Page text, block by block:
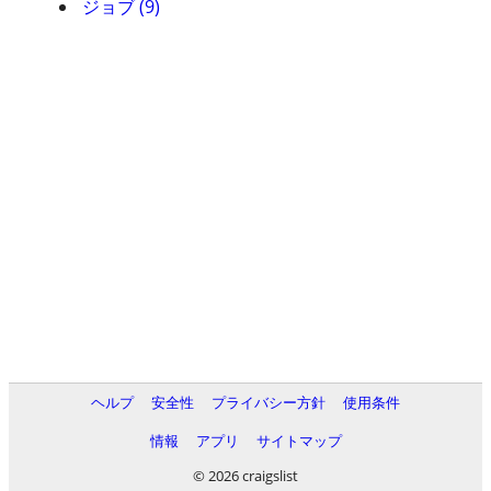
ジョブ (9)
ヘルプ 安全性 プライバシー方針
使用条件
情報
アプリ
サイトマップ
© 2026 craigslist